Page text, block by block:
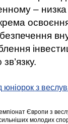
–
освоєння
з
Європи з
молодих